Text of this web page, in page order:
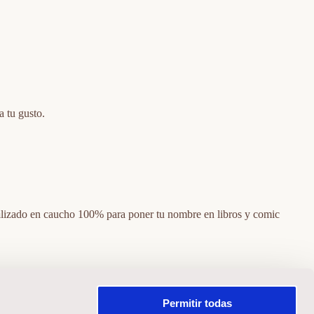
Permitir todas
tu gusto.
en caucho 100% para poner tu nombre en libros y comic